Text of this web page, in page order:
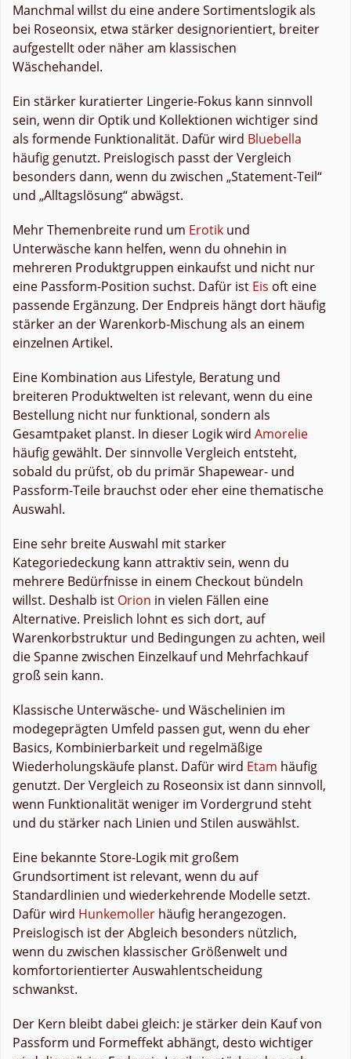
Manchmal willst du eine andere Sortimentslogik als
bei Roseonsix, etwa stärker designorientiert, breiter
aufgestellt oder näher am klassischen
Wäschehandel.
Ein stärker kuratierter Lingerie-Fokus kann sinnvoll
sein, wenn dir Optik und Kollektionen wichtiger sind
als formende Funktionalität. Dafür wird Bluebella
häufig genutzt. Preislogisch passt der Vergleich
besonders dann, wenn du zwischen „Statement-Teil“
und „Alltagslösung“ abwägst.
Mehr Themenbreite rund um Erotik und
Unterwäsche kann helfen, wenn du ohnehin in
mehreren Produktgruppen einkaufst und nicht nur
eine Passform-Position suchst. Dafür ist Eis oft eine
passende Ergänzung. Der Endpreis hängt dort häufig
stärker an der Warenkorb-Mischung als an einem
einzelnen Artikel.
Eine Kombination aus Lifestyle, Beratung und
breiteren Produktwelten ist relevant, wenn du eine
Bestellung nicht nur funktional, sondern als
Gesamtpaket planst. In dieser Logik wird Amorelie
häufig gewählt. Der sinnvolle Vergleich entsteht,
sobald du prüfst, ob du primär Shapewear- und
Passform-Teile brauchst oder eher eine thematische
Auswahl.
Eine sehr breite Auswahl mit starker
Kategoriedeckung kann attraktiv sein, wenn du
mehrere Bedürfnisse in einem Checkout bündeln
willst. Deshalb ist Orion in vielen Fällen eine
Alternative. Preislich lohnt es sich dort, auf
Warenkorbstruktur und Bedingungen zu achten, weil
die Spanne zwischen Einzelkauf und Mehrfachkauf
groß sein kann.
Klassische Unterwäsche- und Wäschelinien im
modegeprägten Umfeld passen gut, wenn du eher
Basics, Kombinierbarkeit und regelmäßige
Wiederholungskäufe planst. Dafür wird Etam häufig
genutzt. Der Vergleich zu Roseonsix ist dann sinnvoll,
wenn Funktionalität weniger im Vordergrund steht
und du stärker nach Linien und Stilen auswählst.
Eine bekannte Store-Logik mit großem
Grundsortiment ist relevant, wenn du auf
Standardlinien und wiederkehrende Modelle setzt.
Dafür wird Hunkemoller häufig herangezogen.
Preislogisch ist der Abgleich besonders nützlich,
wenn du zwischen klassischer Größenwelt und
komfortorientierter Auswahlentscheidung
schwankst.
Der Kern bleibt dabei gleich: je stärker dein Kauf von
Passform und Formeffekt abhängt, desto wichtiger